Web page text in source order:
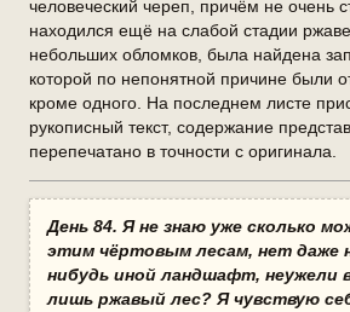
человеческий череп, причём не очень
находился ещё на слабой стадии
небольших обломков, была найдена
которой по непонятной причине были
кроме одного. На последнем листе
рукописный текст, содержание
перепечатано в точности с оригинала.
День 84. Я не знаю уже сколько
этим чёртовым лесам, нет даже
нибудь иной ландшафт, неужели
лишь ржавый лес? Я чувствую